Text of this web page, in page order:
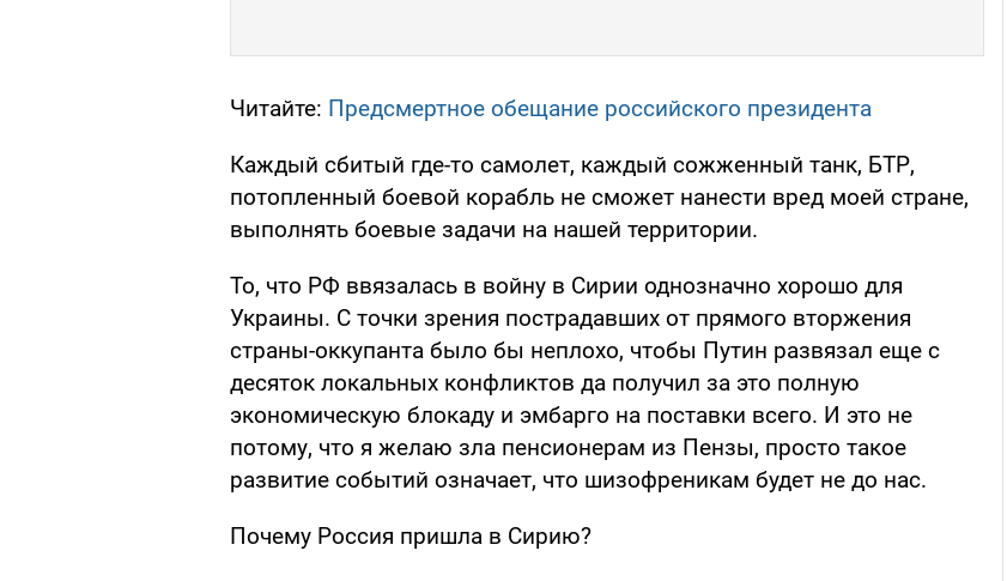
Читайте: Предсмертное обещание российского президента
Каждый сбитый где-то самолет, каждый сожженный танк, БТР,
потопленный боевой корабль не сможет нанести вред моей стране,
выполнять боевые задачи на нашей территории.
То, что РФ ввязалась в войну в Сирии однозначно хорошо для
Украины. С точки зрения пострадавших от прямого вторжения
страны-оккупанта было бы неплохо, чтобы Путин развязал еще с
десяток локальных конфликтов да получил за это полную
экономическую блокаду и эмбарго на поставки всего. И это не
потому, что я желаю зла пенсионерам из Пензы, просто такое
развитие событий означает, что шизофреникам будет не до нас.
Почему Россия пришла в Сирию?